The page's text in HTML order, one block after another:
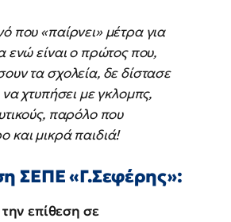
που «παίρνει» μέτρα για
ενώ είναι ο πρώτος που,
τα σχολεία, δε δίστασε
να χτυπήσει με γκλομπς,
παρόλο που
και μικρά παιδιά!
ΣΕΠΕ «Γ.Σεφέρης»:
επίθεση σε